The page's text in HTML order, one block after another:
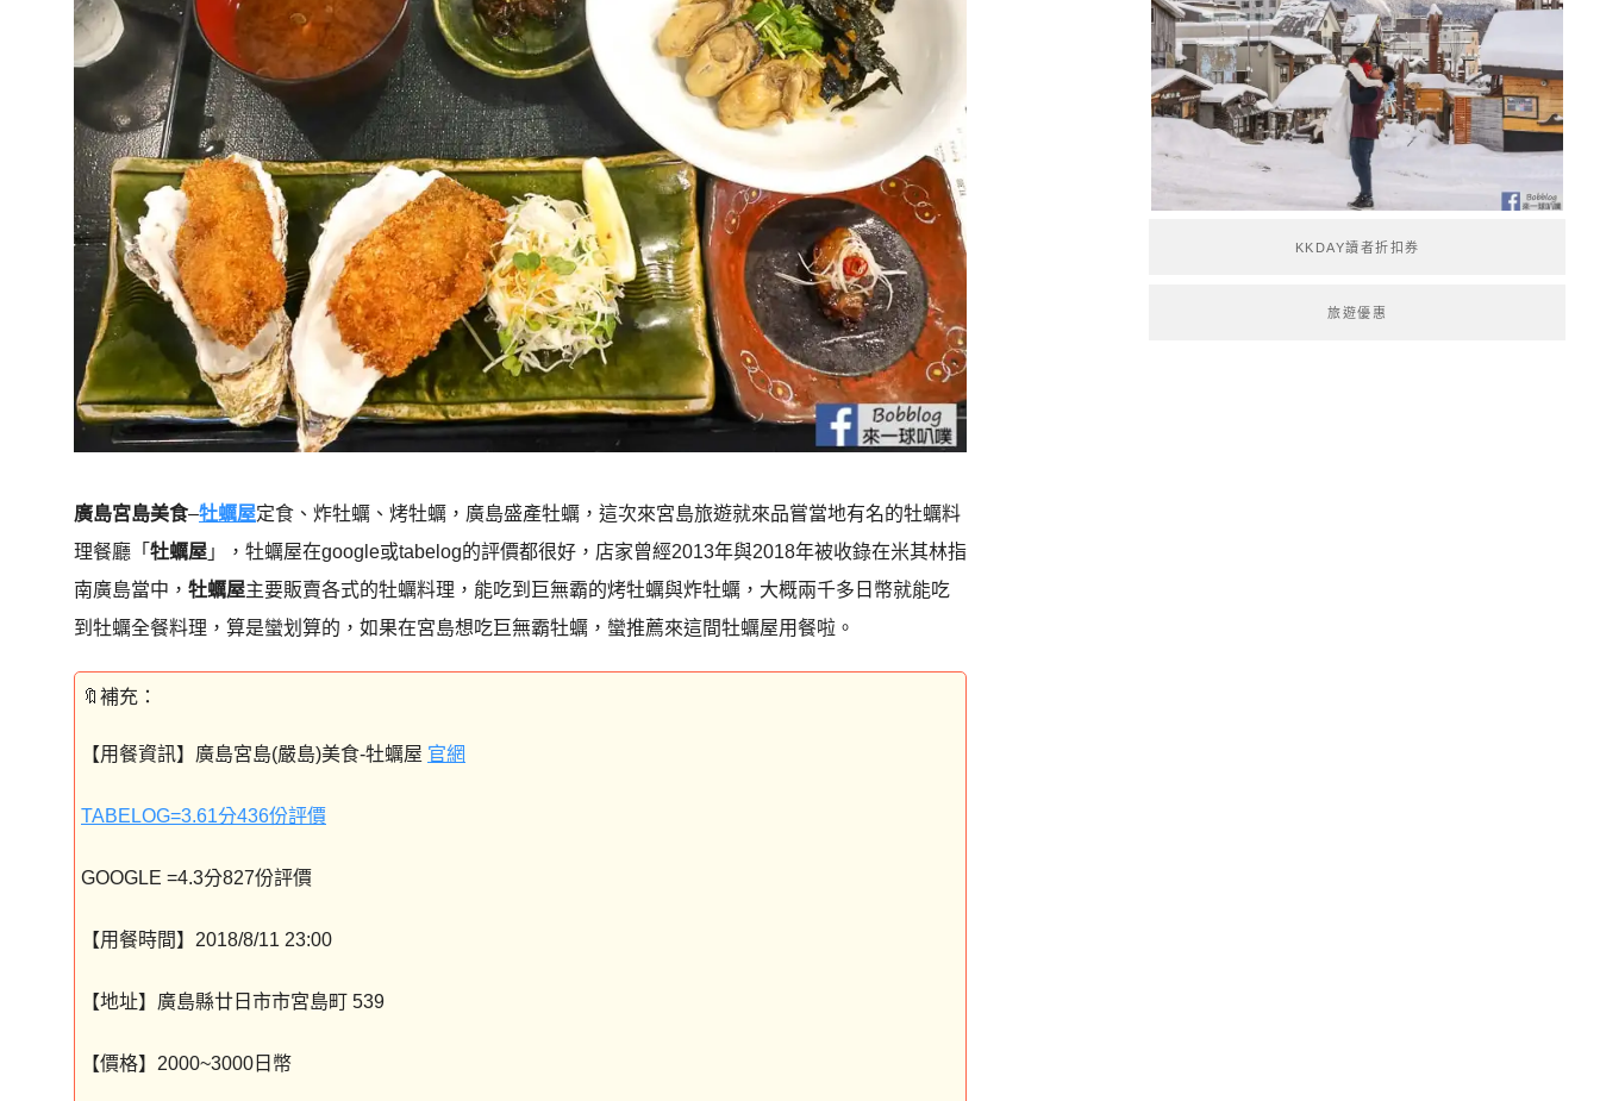
廣島宮島美食–牡蠣屋定食、炸牡蠣、烤牡蠣，廣島盛產牡蠣，這次來宮島旅遊就來品嘗當地有名的牡蠣料
理餐廳「 牡蠣屋 」，牡蠣屋在google或tabelog的評價都很好，店家曾經2013年與2018年被收錄在米其林指
南廣島當中， 牡蠣屋主要販賣各式的牡蠣料理，能吃到巨無霸的烤牡蠣與炸牡蠣，大概兩千多日幣就能吃
到牡蠣全餐料理，算是蠻划算的，如果在宮島想吃巨無霸牡蠣，蠻推薦來這間牡蠣屋用餐啦。
【用餐資訊】廣島宮島(嚴島)美食-牡蠣屋 官網
TABELOG=3.61分436份評價
GOOGLE =4.3分827份評價
【用餐時間】2018/8/11 23:00
【地址】廣島縣廿日市市宮島町 539
【價格】2000~3000日幣
KKDAY讀者折扣券
旅遊優惠